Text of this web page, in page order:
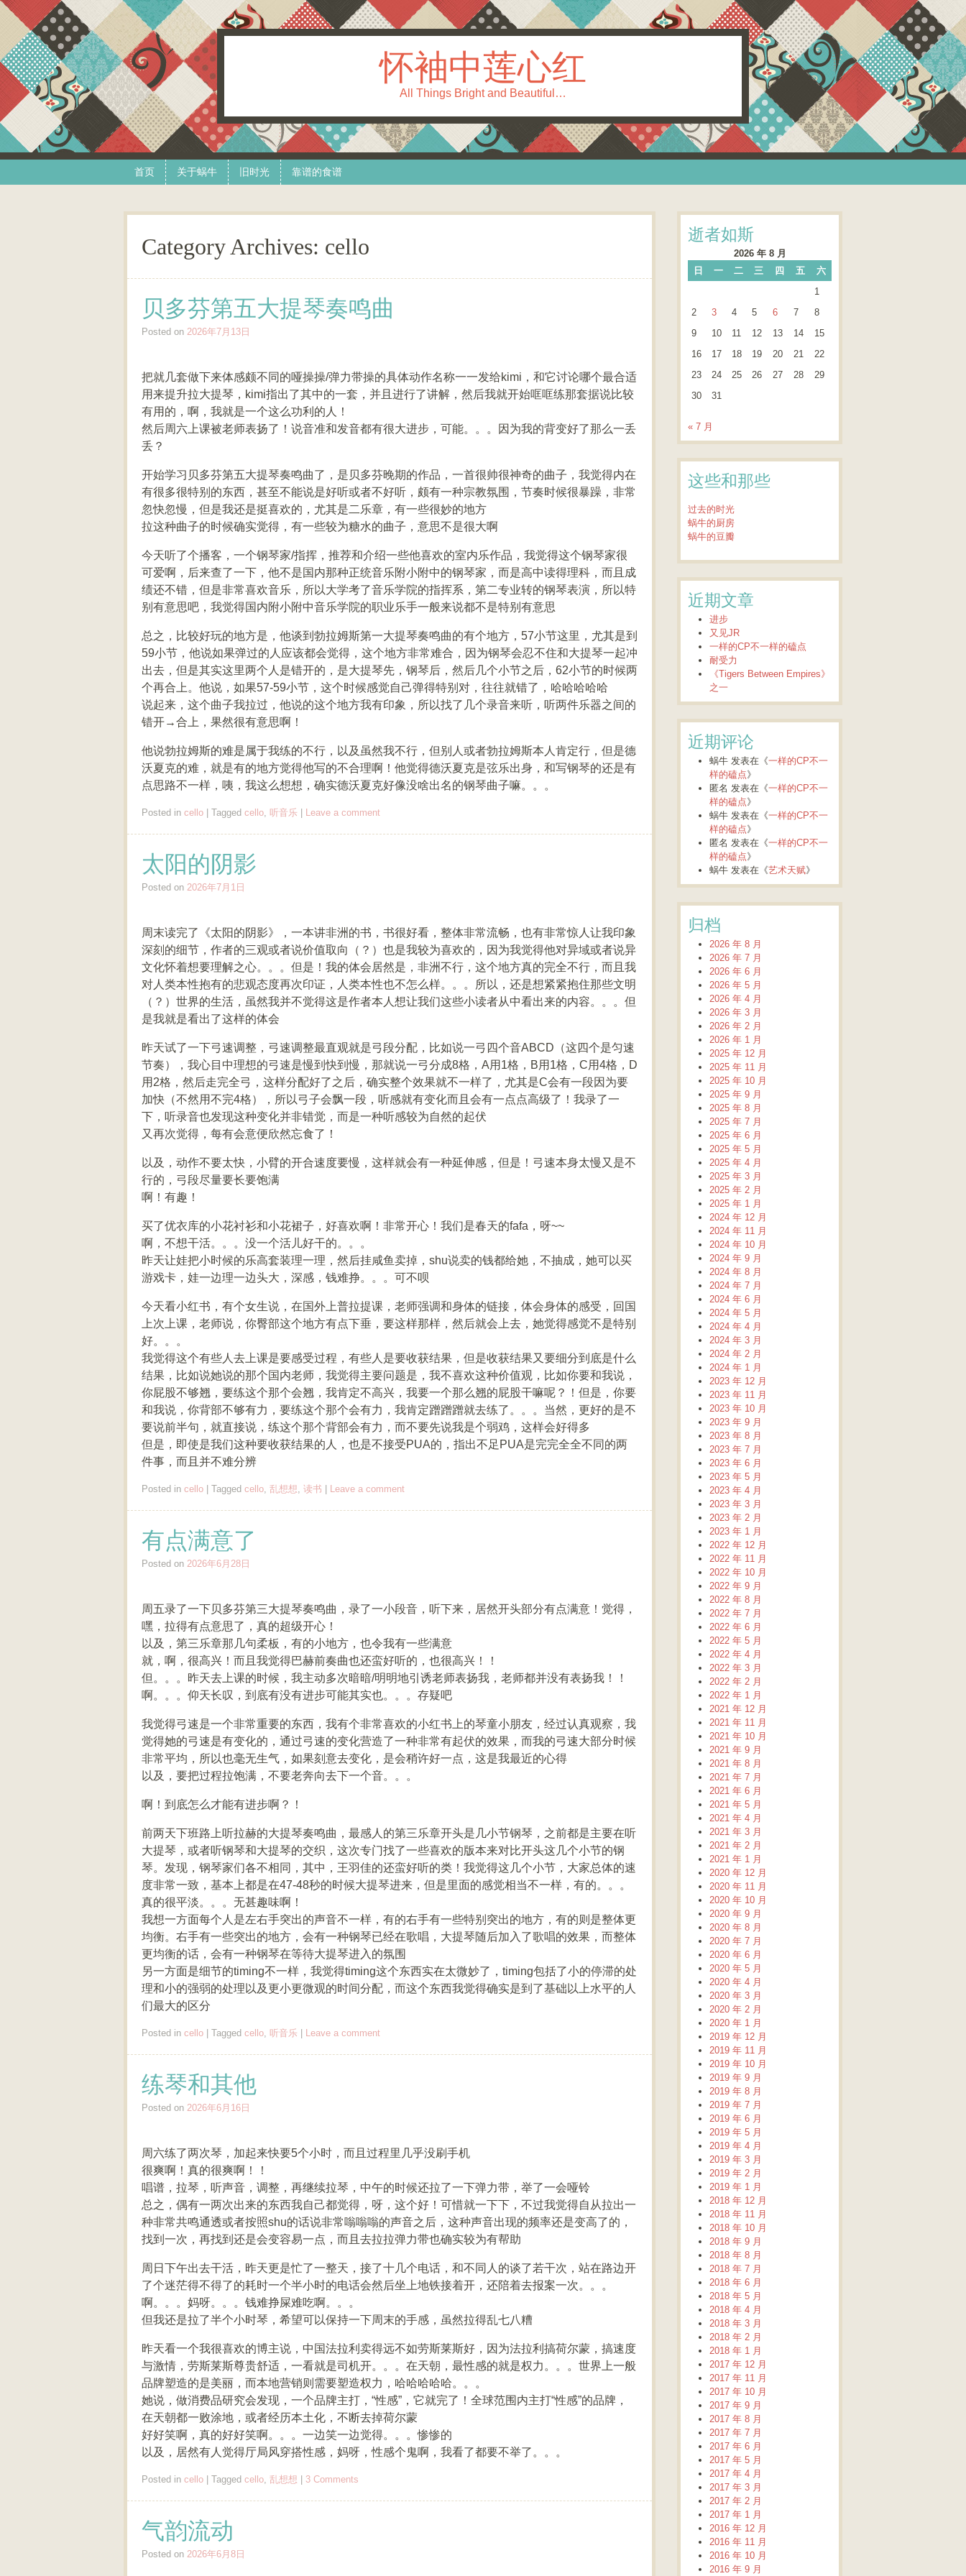
怀袖中莲心红
All Things Bright and Beautiful…
首页 关于蜗牛 旧时光 靠谱的食谱
Category Archives: cello
贝多芬第五大提琴奏鸣曲
Posted on 2026年7月13日
把就几套做下来体感颇不同的哑操操/弹力带操的具体动作名称一一发给kimi，和它讨论哪个最合适
用来提升拉大提琴，kimi指出了其中的一套，并且进行了讲解，然后我就开始哐哐练那套据说比较
有用的，啊，我就是一个这么功利的人！
然后周六上课被老师表扬了！说音准和发音都有很大进步，可能。。。因为我的背变好了那么一丢
丢？
开始学习贝多芬第五大提琴奏鸣曲了，是贝多芬晚期的作品，一首很帅很神奇的曲子，我觉得内在
有很多很特别的东西，甚至不能说是好听或者不好听，颇有一种宗教氛围，节奏时候很暴躁，非常
忽快忽慢，但是我还是挺喜欢的，尤其是二乐章，有一些很妙的地方
拉这种曲子的时候确实觉得，有一些较为糖水的曲子，意思不是很大啊
今天听了个播客，一个钢琴家/指挥，推荐和介绍一些他喜欢的室内乐作品，我觉得这个钢琴家很
可爱啊，后来查了一下，他不是国内那种正统音乐附小附中的钢琴家，而是高中读得理科，而且成
绩还不错，但是非常喜欢音乐，所以大学考了音乐学院的指挥系，第二专业转的钢琴表演，所以特
别有意思吧，我觉得国内附小附中音乐学院的职业乐手一般来说都不是特别有意思
总之，比较好玩的地方是，他谈到勃拉姆斯第一大提琴奏鸣曲的有个地方，57小节这里，尤其是到
59小节，他说如果弹过的人应该都会觉得，这个地方非常难合，因为钢琴会忍不住和大提琴一起冲
出去，但是其实这里两个人是错开的，是大提琴先，钢琴后，然后几个小节之后，62小节的时候两
个再合上。他说，如果57-59小节，这个时候感觉自己弹得特别对，往往就错了，哈哈哈哈哈
说起来，这个曲子我拉过，他说的这个地方我有印象，所以找了几个录音来听，听两件乐器之间的
错开→合上，果然很有意思啊！
他说勃拉姆斯的难是属于我练的不行，以及虽然我不行，但别人或者勃拉姆斯本人肯定行，但是德
沃夏克的难，就是有的地方觉得他写的不合理啊！他觉得德沃夏克是弦乐出身，和写钢琴的还是有
点思路不一样，咦，我这么想想，确实德沃夏克好像没啥出名的钢琴曲子嘛。。。
Posted in cello Tagged cello, 听音乐 Leave a comment
太阳的阴影
Posted on 2026年7月1日
周末读完了《太阳的阴影》，一本讲非洲的书，书很好看，整体非常流畅，也有非常惊人让我印象
深刻的细节，作者的三观或者说价值取向（？）也是我较为喜欢的，因为我觉得他对异域或者说异
文化怀着想要理解之心。。。但是！我的体会居然是，非洲不行，这个地方真的完全不行，而且我
对人类本性抱有的悲观态度再次印证，人类本性也不怎么样。。。所以，还是想紧紧抱住那些文明
（？）世界的生活，虽然我并不觉得这是作者本人想让我们这些小读者从中看出来的内容。。。但
是我就是看出了这样的体会
昨天试了一下弓速调整，弓速调整最直观就是弓段分配，比如说一弓四个音ABCD（这四个是匀速
节奏），我心目中理想的弓速是慢到快到慢，那就说一弓分成8格，A用1格，B用1格，C用4格，D
用2格，然后走完全弓，这样分配好了之后，确实整个效果就不一样了，尤其是C会有一段因为要
加快（不然用不完4格），所以弓子会飘一段，听感就有变化而且会有一点点高级了！我录了一
下，听录音也发现这种变化并非错觉，而是一种听感较为自然的起伏
又再次觉得，每有会意便欣然忘食了！
以及，动作不要太快，小臂的开合速度要慢，这样就会有一种延伸感，但是！弓速本身太慢又是不
行的，弓段尽量要长要饱满
啊！有趣！
买了优衣库的小花衬衫和小花裙子，好喜欢啊！非常开心！我们是春天的fafa，呀~~
啊，不想干活。。。没一个活儿好干的。。。
昨天让娃把小时候的乐高套装理一理，然后挂咸鱼卖掉，shu说卖的钱都给她，不抽成，她可以买
游戏卡，娃一边理一边头大，深感，钱难挣。。。可不呗
今天看小红书，有个女生说，在国外上普拉提课，老师强调和身体的链接，体会身体的感受，回国
上次上课，老师说，你臀部这个地方有点下垂，要这样那样，然后就会上去，她觉得感觉不是特别
好。。。
我觉得这个有些人去上课是要感受过程，有些人是要收获结果，但是收获结果又要细分到底是什么
结果，比如说她说的那个国内老师，我觉得主要问题是，我不喜欢这种价值观，比如你要和我说，
你屁股不够翘，要练这个那个会翘，我肯定不高兴，我要一个那么翘的屁股干嘛呢？！但是，你要
和我说，你背部不够有力，要练这个那个会有力，我肯定蹭蹭蹭就去练了。。。当然，更好的是不
要说前半句，就直接说，练这个那个背部会有力，而不要先说我是个弱鸡，这样会好得多
但是，即使是我们这种要收获结果的人，也是不接受PUA的，指出不足PUA是完完全全不同的两
件事，而且并不难分辨
Posted in cello Tagged cello, 乱想想, 读书 Leave a comment
有点满意了
Posted on 2026年6月28日
周五录了一下贝多芬第三大提琴奏鸣曲，录了一小段音，听下来，居然开头部分有点满意！觉得，
嘿，拉得有点意思了，真的超级开心！
以及，第三乐章那几句柔板，有的小地方，也令我有一些满意
就，啊，很高兴！而且我觉得巴赫前奏曲也还蛮好听的，也很高兴！！
但。。。昨天去上课的时候，我主动多次暗暗/明明地引诱老师表扬我，老师都并没有表扬我！！
啊。。。仰天长叹，到底有没有进步可能其实也。。。存疑吧
我觉得弓速是一个非常重要的东西，我有个非常喜欢的小红书上的琴童小朋友，经过认真观察，我
觉得她的弓速是有变化的，通过弓速的变化营造了一种非常有起伏的效果，而我的弓速大部分时候
非常平均，所以也毫无生气，如果刻意去变化，是会稍许好一点，这是我最近的心得
以及，要把过程拉饱满，不要老奔向去下一个音。。。
啊！到底怎么才能有进步啊？！
前两天下班路上听拉赫的大提琴奏鸣曲，最感人的第三乐章开头是几小节钢琴，之前都是主要在听
大提琴，或者听钢琴和大提琴的交织，这次专门找了一些喜欢的版本来对比开头这几个小节的钢
琴。发现，钢琴家们各不相同，其中，王羽佳的还蛮好听的类！我觉得这几个小节，大家总体的速
度非常一致，基本上都是在47-48秒的时候大提琴进来，但是里面的感觉相当不一样，有的。。。
真的很平淡。。。无甚趣味啊！
我想一方面每个人是左右手突出的声音不一样，有的右手有一些特别突出的地方，有的则是整体更
均衡。右手有一些突出的地方，会有一种钢琴已经在歌唱，大提琴随后加入了歌唱的效果，而整体
更均衡的话，会有一种钢琴在等待大提琴进入的氛围
另一方面是细节的timing不一样，我觉得timing这个东西实在太微妙了，timing包括了小的停滞的处
理和小的强弱的处理以及更小更微观的时间分配，而这个东西我觉得确实是到了基础以上水平的人
们最大的区分
Posted in cello Tagged cello, 听音乐 Leave a comment
练琴和其他
Posted on 2026年6月16日
周六练了两次琴，加起来快要5个小时，而且过程里几乎没刷手机
很爽啊！真的很爽啊！！
唱谱，拉琴，听声音，调整，再继续拉琴，中午的时候还拉了一下弹力带，举了一会哑铃
总之，偶有一两次出来的东西我自己都觉得，呀，这个好！可惜就一下下，不过我觉得自从拉出一
种非常共鸣通透或者按照shu的话说非常嗡嗡嗡的声音之后，这种声音出现的频率还是变高了的，
找到一次，再找到还是会变容易一点，而且去拉拉弹力带也确实较为有帮助
周日下午出去干活，昨天更是忙了一整天，接了十几个电话，和不同人的谈了若干次，站在路边开
了个迷茫得不得了的耗时一个半小时的电话会然后坐上地铁接着开，还陪着去报案一次。。。
啊。。。妈呀。。。钱难挣屎难吃啊。。。
但我还是拉了半个小时琴，希望可以保持一下周末的手感，虽然拉得乱七八糟
昨天看一个我很喜欢的博主说，中国法拉利卖得远不如劳斯莱斯好，因为法拉利搞荷尔蒙，搞速度
与激情，劳斯莱斯尊贵舒适，一看就是司机开。。。在天朝，最性感的就是权力。。。世界上一般
品牌塑造的是美丽，而本地营销则需要塑造权力，哈哈哈哈哈。。。
她说，做消费品研究会发现，一个品牌主打，“性感”，它就完了！全球范围内主打“性感”的品牌，
在天朝都一败涂地，或者经历本土化，不断去掉荷尔蒙
好好笑啊，真的好好笑啊。。。一边笑一边觉得。。。惨惨的
以及，居然有人觉得厅局风穿搭性感，妈呀，性感个鬼啊，我看了都要不举了。。。
Posted in cello Tagged cello, 乱想想 3 Comments
气韵流动
Posted on 2026年6月8日
逝者如斯
2026 年 8 月
日
一 二 三 四 五
六
1
2
3 4 5 6 7
8
9
10 11 12 13 14
15
16
17 18 19 20 21
22
23
24 25 26 27 28
29
30
31
« 7 月
这些和那些
过去的时光
蜗牛的厨房
蜗牛的豆瓣
近期文章
进步
又见JR
一样的CP不一样的磕点
耐受力
《Tigers Between Empires》
之一
近期评论
蜗牛 发表在《一样的CP不一
样的磕点》
匿名 发表在《一样的CP不一
样的磕点》
蜗牛 发表在《一样的CP不一
样的磕点》
匿名 发表在《一样的CP不一
样的磕点》
蜗牛 发表在《艺术天赋》
归档
2026 年 8 月
2026 年 7 月
2026 年 6 月
2026 年 5 月
2026 年 4 月
2026 年 3 月
2026 年 2 月
2026 年 1 月
2025 年 12 月
2025 年 11 月
2025 年 10 月
2025 年 9 月
2025 年 8 月
2025 年 7 月
2025 年 6 月
2025 年 5 月
2025 年 4 月
2025 年 3 月
2025 年 2 月
2025 年 1 月
2024 年 12 月
2024 年 11 月
2024 年 10 月
2024 年 9 月
2024 年 8 月
2024 年 7 月
2024 年 6 月
2024 年 5 月
2024 年 4 月
2024 年 3 月
2024 年 2 月
2024 年 1 月
2023 年 12 月
2023 年 11 月
2023 年 10 月
2023 年 9 月
2023 年 8 月
2023 年 7 月
2023 年 6 月
2023 年 5 月
2023 年 4 月
2023 年 3 月
2023 年 2 月
2023 年 1 月
2022 年 12 月
2022 年 11 月
2022 年 10 月
2022 年 9 月
2022 年 8 月
2022 年 7 月
2022 年 6 月
2022 年 5 月
2022 年 4 月
2022 年 3 月
2022 年 2 月
2022 年 1 月
2021 年 12 月
2021 年 11 月
2021 年 10 月
2021 年 9 月
2021 年 8 月
2021 年 7 月
2021 年 6 月
2021 年 5 月
2021 年 4 月
2021 年 3 月
2021 年 2 月
2021 年 1 月
2020 年 12 月
2020 年 11 月
2020 年 10 月
2020 年 9 月
2020 年 8 月
2020 年 7 月
2020 年 6 月
2020 年 5 月
2020 年 4 月
2020 年 3 月
2020 年 2 月
2020 年 1 月
2019 年 12 月
2019 年 11 月
2019 年 10 月
2019 年 9 月
2019 年 8 月
2019 年 7 月
2019 年 6 月
2019 年 5 月
2019 年 4 月
2019 年 3 月
2019 年 2 月
2019 年 1 月
2018 年 12 月
2018 年 11 月
2018 年 10 月
2018 年 9 月
2018 年 8 月
2018 年 7 月
2018 年 6 月
2018 年 5 月
2018 年 4 月
2018 年 3 月
2018 年 2 月
2018 年 1 月
2017 年 12 月
2017 年 11 月
2017 年 10 月
2017 年 9 月
2017 年 8 月
2017 年 7 月
2017 年 6 月
2017 年 5 月
2017 年 4 月
2017 年 3 月
2017 年 2 月
2017 年 1 月
2016 年 12 月
2016 年 11 月
2016 年 10 月
2016 年 9 月